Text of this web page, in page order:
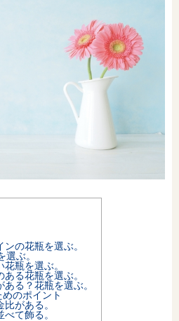
ライン相談会
の花瓶を選ぶ。
選ぶ。
瓶を選ぶ。
る花瓶を選ぶ。
る？花瓶を選ぶ。
のポイント
がある。
て飾る。